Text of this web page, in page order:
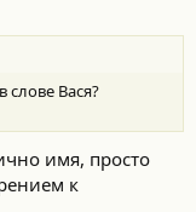
слове Вася?
имя, просто
к